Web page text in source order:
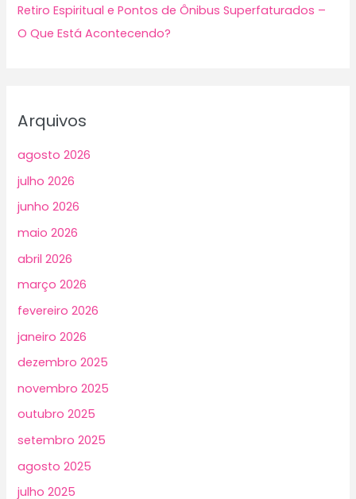
Retiro Espiritual e Pontos de Ônibus Superfaturados –
O Que Está Acontecendo?
Arquivos
agosto 2026
julho 2026
junho 2026
maio 2026
abril 2026
março 2026
fevereiro 2026
janeiro 2026
dezembro 2025
novembro 2025
outubro 2025
setembro 2025
agosto 2025
julho 2025